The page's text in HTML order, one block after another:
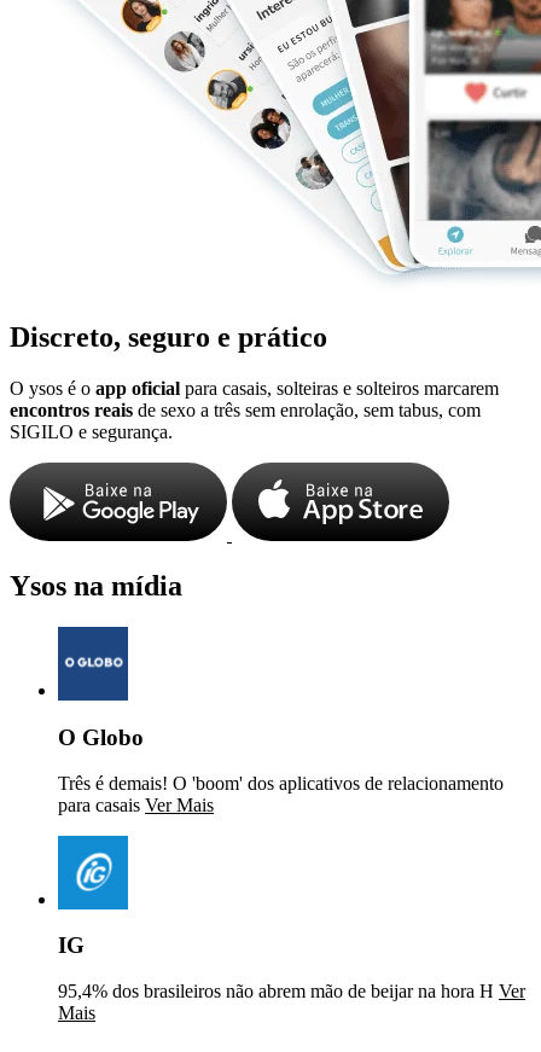
Discreto, seguro e prático
O ysos é o app oficial para casais, solteiras e solteiros marcarem
encontros reais de sexo a três sem enrolação, sem tabus, com
SIGILO e segurança.
Ysos na mídia
O Globo
Três é demais! O 'boom' dos aplicativos de relacionamento
para casais Ver Mais
IG
95,4% dos brasileiros não abrem mão de beijar na hora H Ver
Mais